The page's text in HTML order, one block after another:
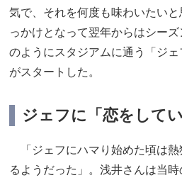
気で、それを何度も味わいたい
っかけとなって翌年からはシー
のようにスタジアムに通う「ジェ
がスタートした。
ジェフに「恋をして
「ジェフにハマり始めた頃は熱
るようだった」。浅井さんは当時